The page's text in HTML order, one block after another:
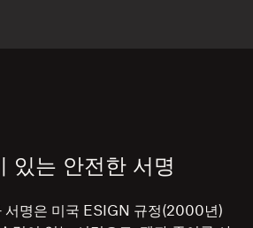
있는 안전한 서명
서명은 미국 ESIGN 규정(2000년)